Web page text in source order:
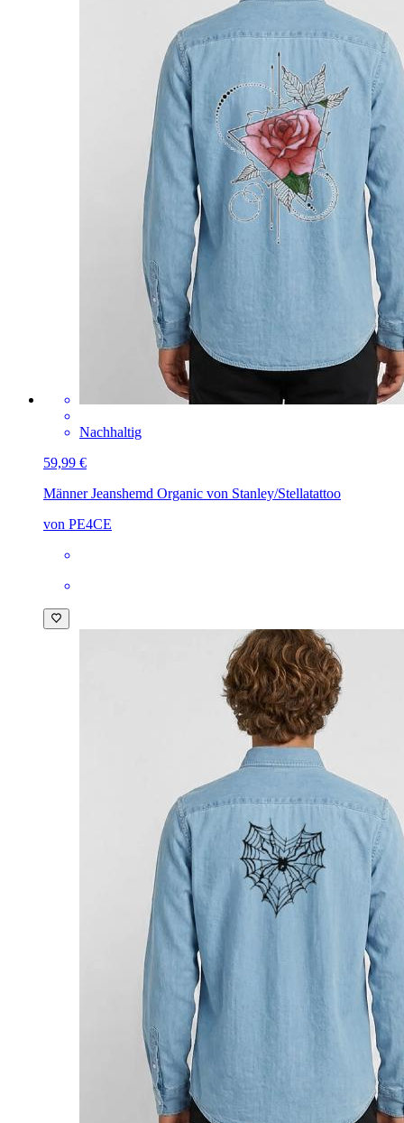
Nachhaltig
59,99 €
Männer Jeanshemd Organic von Stanley/Stellatattoo
von PE4CE